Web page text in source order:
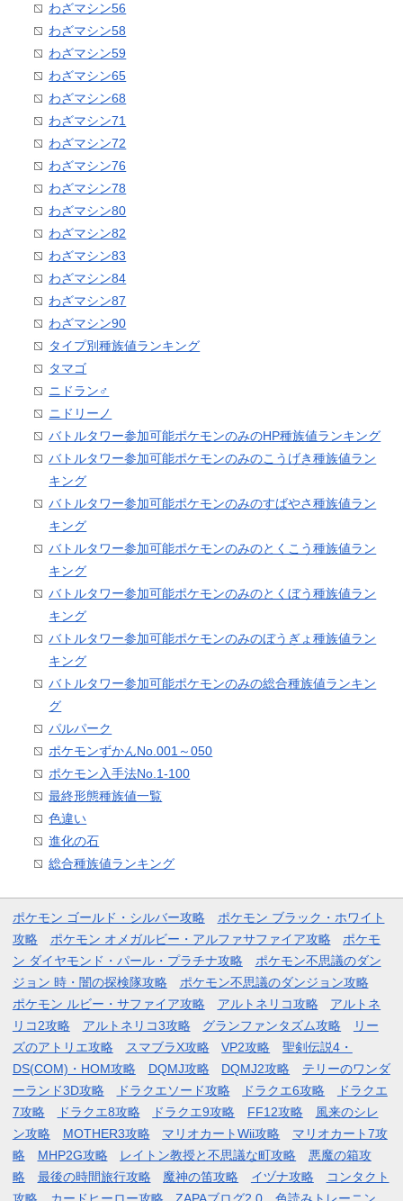
わざマシン56
わざマシン58
わざマシン59
わざマシン65
わざマシン68
わざマシン71
わざマシン72
わざマシン76
わざマシン78
わざマシン80
わざマシン82
わざマシン83
わざマシン84
わざマシン87
わざマシン90
タイプ別種族値ランキング
タマゴ
ニドラン♂
ニドリーノ
バトルタワー参加可能ポケモンのみのHP種族値ランキング
バトルタワー参加可能ポケモンのみのこうげき種族値ラン
キング
バトルタワー参加可能ポケモンのみのすばやさ種族値ラン
キング
バトルタワー参加可能ポケモンのみのとくこう種族値ラン
キング
バトルタワー参加可能ポケモンのみのとくぼう種族値ラン
キング
バトルタワー参加可能ポケモンのみのぼうぎょ種族値ラン
キング
バトルタワー参加可能ポケモンのみの総合種族値ランキン
グ
パルパーク
ポケモンずかんNo.001～050
ポケモン入手法No.1-100
最終形態種族値一覧
色違い
進化の石
総合種族値ランキング
ポケモン ゴールド・シルバー攻略
ポケモン ブラック・ホワイト
攻略
ポケモン オメガルビー・アルファサファイア攻略
ポケモ
ン ダイヤモンド・パール・プラチナ攻略
ポケモン不思議のダン
ジョン 時・闇の探検隊攻略
ポケモン不思議のダンジョン攻略
ポケモン ルビー・サファイア攻略
アルトネリコ攻略
アルトネ
リコ2攻略
アルトネリコ3攻略 グランファンタズム攻略
リー
ズのアトリエ攻略
スマブラX攻略 VP2攻略
聖剣伝説4・
DS(COM)・HOM攻略
DQMJ攻略 DQMJ2攻略
テリーのワンダ
ーランド3D攻略
ドラクエソード攻略 ドラクエ6攻略
ドラクエ
7攻略
ドラクエ8攻略 ドラクエ9攻略 FF12攻略
風来のシレ
ン攻略
MOTHER3攻略 マリオカートWii攻略
マリオカート7攻
略
MHP2G攻略 レイトン教授と不思議な町攻略
悪魔の箱攻
略
最後の時間旅行攻略 魔神の笛攻略 イヅナ攻略
コンタクト